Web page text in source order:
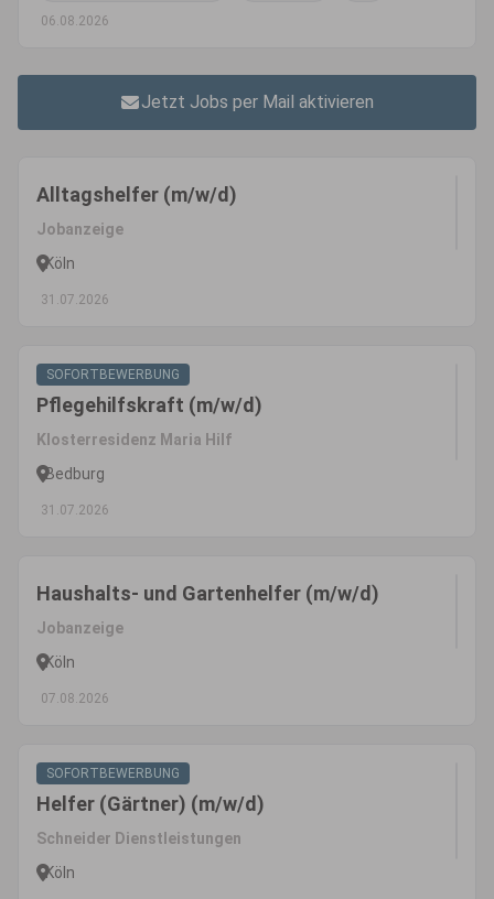
06.08.2026
Jetzt Jobs per Mail aktivieren
Alltagshelfer (m/w/d)
Jobanzeige
Köln
31.07.2026
SOFORTBEWERBUNG
Pflegehilfskraft (m/w/d)
Klosterresidenz Maria Hilf
Bedburg
31.07.2026
Haushalts- und Gartenhelfer (m/w/d)
Jobanzeige
Köln
07.08.2026
SOFORTBEWERBUNG
Helfer (Gärtner) (m/w/d)
Schneider Dienstleistungen
Köln